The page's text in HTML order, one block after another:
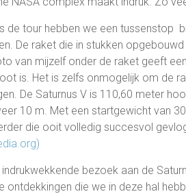
de tour hebben we een tussenstop
De raket die in stukken
van mijzelf onder de raket geeft
is. Het is zelfs onmogelijk om de
De Saturnus V is 110,60 meter
10 m. Met een startgewicht van
die ooit volledig succesvol
indrukwekkende bezoek aan de
ontdekkingen die we in deze hal